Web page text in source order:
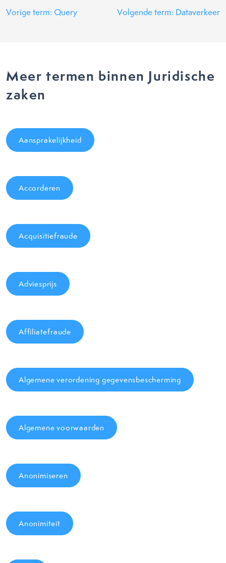
Vorige term: Query Volgende term: Dataverkeer
Meer termen binnen Juridische
zaken
Aansprakelijkheid
Accorderen
Acquisitiefraude
Adviesprijs
Affiliatefraude
Algemene verordening gegevensbescherming
Algemene voorwaarden
Anonimiseren
Anonimiteit